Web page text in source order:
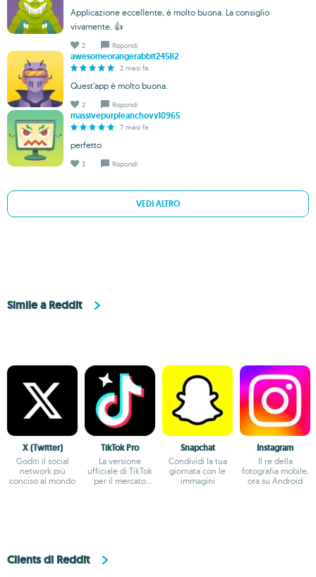
Applicazione eccellente, è molto buona. La consiglio
vivamente. 👍
2 Rispondi
awesomeorangerabbit24582
2 mesi fa
Quest’app è molto buona.
2 Rispondi
massivepurpleanchovy10965
7 mesi fa
perfetto
3 Rispondi
VEDI ALTRO
Simile a Reddit
X (Twitter)
Goditi il social
network più
conciso al mondo
TikTok Pro
La versione
ufficiale di TikTok
per il mercato
Snapchat
Condividi la tua
giornata con le
immagini
Instagram
Il re della
fotografia mobile,
ora su Android
Clients di Reddit